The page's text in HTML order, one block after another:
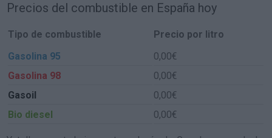
Precios del combustible en España hoy
Tipo de combustible
Precio por litro
Gasolina 95
0,00€
Gasolina 98
0,00€
Gasoil
0,00€
Bio diesel
0,00€